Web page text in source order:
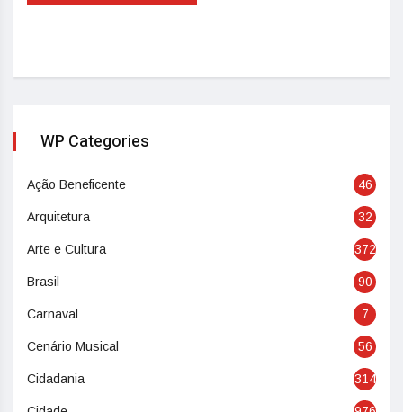
WP Categories
Ação Beneficente 46
Arquitetura 32
Arte e Cultura 372
Brasil 90
Carnaval 7
Cenário Musical 56
Cidadania 314